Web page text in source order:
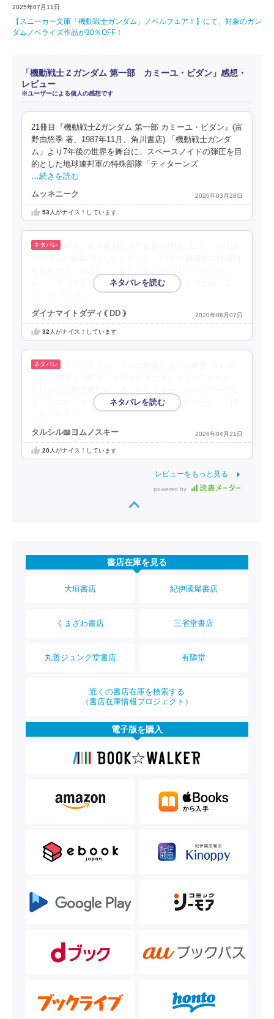
2025年07月11日
【スニーカー文庫「機動戦士ガンダム」ノベルフェア！】にて、対象のガン
ダムノベライズ作品が30％OFF！
「機動戦士Ｚガンダム 第一部 カミーユ・ビダン」感想・
レビュー
※ユーザーによる個人の感想です
21冊目『機動戦士Zガンダム 第一部 カミーユ・ビダン』(富
野由悠季 著、1987年11月、角川書店) 「機動戦士ガンダ
ム」より7年後の世界を舞台に、スペースノイドの弾圧を目
的とした地球連邦軍の特殊部隊「ティターンズ
…続きを読む
ムッネニーク 2026年03月28日
53人がナイス！しています
ね…。で、内容もかなりTV版に忠実。前作までと比べて、
ダイナマイトダディ❨DD❩ 2020年06月07日
32 人がナイス！しています
なったのか、そもそもディターンズって、エウーゴって何
タルシル📖ヨムノスキー 2026年04月21日
20人がナイス！しています
レビューをもっと見る
powered by
書店在庫を見る
大垣書店 紀伊國屋書店
くまざわ書店 三省堂書店
丸善ジュンク堂書店 有隣堂
近くの書店在庫を検索する
（書店在庫情報プロジェクト）
電子版を購入